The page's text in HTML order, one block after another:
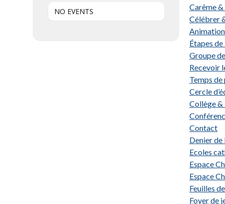
NO EVENTS
Carême &
Célébrer
Étapes
Groupe
Recevoir
Temps
Cercle
Collège &
Contact
Denier de
Ecoles
Espace
Espace
Feuilles
Foyer de